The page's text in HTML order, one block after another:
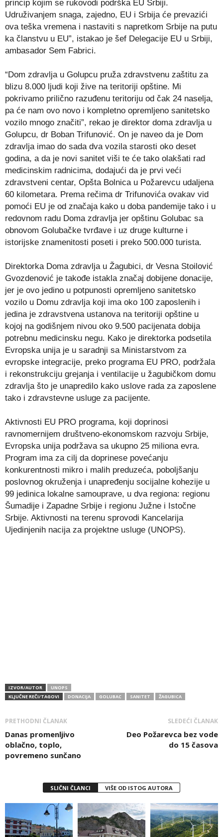
princip kojim se rukovodi podrška EU Srbiji.
Udruživanjem snaga, zajedno, EU i Srbija će prevazići
ova teška vremena i nastaviti s napretkom Srbije na putu
ka članstvu u EU”, istakao je šef Delegacije EU u Srbiji,
ambasador Sem Fabrici.
“Dom zdravlja u Golupcu pruža zdravstvenu zaštitu za
blizu 8.000 ljudi koji žive na teritoriji opštine. Mi
pokrivamo prilično razuđenu teritoriju od čak 24 naselja,
pa će nam ovo novo i kompletno opremljeno sanitetsko
vozilo mnogo značiti”, rekao je direktor doma zdravlja u
Golupcu, dr Boban Trifunović. On je naveo da je Dom
zdravlja imao do sada dva vozila starosti oko deset
godina, a da je novi sanitet viši te će tako olakšati rad
medicinskim radnicima, dodajući da je prvi veći
zdravstveni centar, Opšta Bolnica u Požarevcu udaljena
60 kilometara. Prema rečima dr Trifunovića ovakav vid
pomoći EU je od značaja kako u doba pandemije tako i u
redovnom radu Doma zdravlja jer opštinu Golubac sa
obnovom Golubačke tvrđave i uz druge kulturne i
istorijske znamenitosti poseti i preko 500.000 turista.
Direktorka Doma zdravlja u Žagubici, dr Vesna Stoilović
Gvozdenović je takođe istakla značaj dobijene donacije,
jer je ovo jedino u potpunosti opremljeno sanitetsko
vozilo u Domu zdravlja koji ima oko 100 zaposlenih i
jedina je zdravstvena ustanova na teritoriji opštine u
kojoj na godišnjem nivou oko 9.500 pacijenata dobija
potrebnu medicinsku negu. Kako je direktorka podsetila
Evropska unija je u saradnji sa Ministarstvom za
evropske integracije, preko programa EU PRO, podržala
i rekonstrukciju grejanja i ventilacije u žagubičkom domu
zdravlja što je unapredilo kako uslove rada za zaposlene
tako i zdravstevne usluge za pacijente.
Aktivnosti EU PRO programa, koji doprinosi
ravnomernijem društveno-ekonomskom razvoju Srbije,
Evropska unija podržava sa ukupno 25 miliona evra.
Program ima za cilj da doprinese povećanju
konkurentnosti mikro i malih preduzeća, poboljšanju
poslovnog okruženja i unapređenju socijalne kohezije u
99 jedinica lokalne samouprave, u dva regiona: regionu
Šumadije i Zapadne Srbije i regionu Južne i Istočne
Srbije. Aktivnosti na terenu sprovodi Kancelarija
Ujedinjenih nacija za projektne usluge (UNOPS).
IZVOR/AUTOR
UNOPS
KLJUČNE REČI/TAGOVI
DONACIJA GOLUBAC SANITET ŽAGUBICA
PRETHODNI ČLANAK
Danas promenljivo
oblačno, toplo,
povremeno sunčano
SLEDEĆI ČLANAK
Deo Požarevca bez vode
do 15 časova
SLIČNI ČLANCI VIŠE OD ISTOG AUTORA